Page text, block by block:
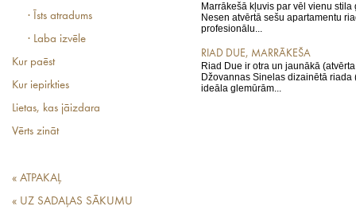
· Īsts atradums
· Laba izvēle
Kur paēst
Kur iepirkties
Lietas, kas jāizdara
Vērts zināt
« ATPAKAĻ
« UZ SADAĻAS SĀKUMU
Marrākešā kļuvis par vēl vienu
Nesen atvērtā sešu apartamentu
profesionālu...
RIAD DUE, MARRĀKEŠA
Riad Due ir otra un jaunākā
Džovannas Sinelas dizainētā riada
ideāla glemūrām...